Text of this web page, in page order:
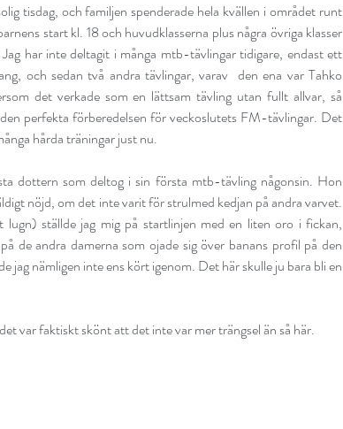
tisdag, och familjen spenderade hela kvällen i området runt
start kl. 18 och huvudklasserna plus några övriga klasser
har inte deltagit i många mtb-tävlingar tidigare, endast ett
och sedan två andra tävlingar, varav  den ena var Tahko
det verkade som en lättsam tävling utan fullt allvar, så
perfekta förberedelsen för veckoslutets FM-tävlingar. Det
hårda träningar just nu.
dottern som deltog i sin första mtb-tävling någonsin. Hon
nöjd, om det inte varit för strulmed kedjan på andra varvet.
lugn) ställde jag mig på startlinjen med en liten oro i fickan,
de andra damerna som ojade sig över banans profil på den
jag nämligen inte ens kört igenom. Det här skulle ju bara bli en
var faktiskt skönt att det inte var mer trängsel än så här.